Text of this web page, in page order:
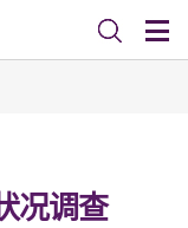
况调查